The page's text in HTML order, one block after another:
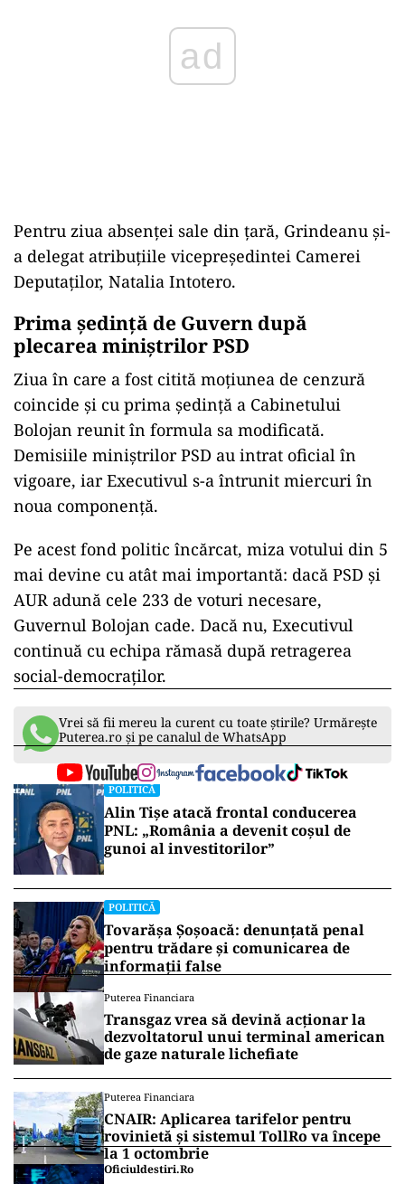
ad
Pentru ziua absenței sale din țară, Grindeanu și-
a delegat atribuțiile vicepreședintei Camerei
Deputaților, Natalia Intotero.
Prima ședință de Guvern după
plecarea miniștrilor PSD
Ziua în care a fost citită moțiunea de cenzură
coincide și cu prima ședință a Cabinetului
Bolojan reunit în formula sa modificată.
Demisiile miniștrilor PSD au intrat oficial în
vigoare, iar Executivul s-a întrunit miercuri în
noua componență.
Pe acest fond politic încărcat, miza votului din 5
mai devine cu atât mai importantă: dacă PSD și
AUR adună cele 233 de voturi necesare,
Guvernul Bolojan cade. Dacă nu, Executivul
continuă cu echipa rămasă după retragerea
social-democraților.
Vrei să fii mereu la curent cu toate știrile? Urmărește
Puterea.ro și pe canalul de WhatsApp
POLITICĂ
Alin Tișe atacă frontal conducerea
PNL: „România a devenit coșul de
gunoi al investitorilor”
POLITICĂ
Tovarășa Șoșoacă: denunțată penal
pentru trădare și comunicarea de
informații false
Puterea Financiara
Transgaz vrea să devină acționar la
dezvoltatorul unui terminal american
de gaze naturale lichefiate
Puterea Financiara
CNAIR: Aplicarea tarifelor pentru
rovinietă și sistemul TollRo va începe
la 1 octombrie
Oficiuldestiri.ro